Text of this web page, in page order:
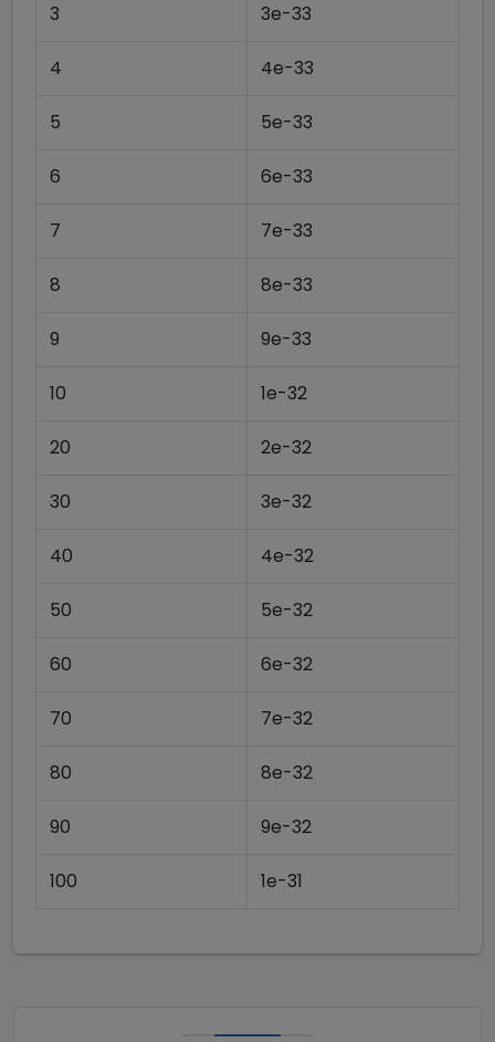
3 3e-33
4 4e-33
5 5e-33
6 6e-33
7 7e-33
8 8e-33
9 9e-33
10 1e-32
20 2e-32
30 3e-32
40 4e-32
50 5e-32
60 6e-32
70 7e-32
80 8e-32
90 9e-32
100 1e-31